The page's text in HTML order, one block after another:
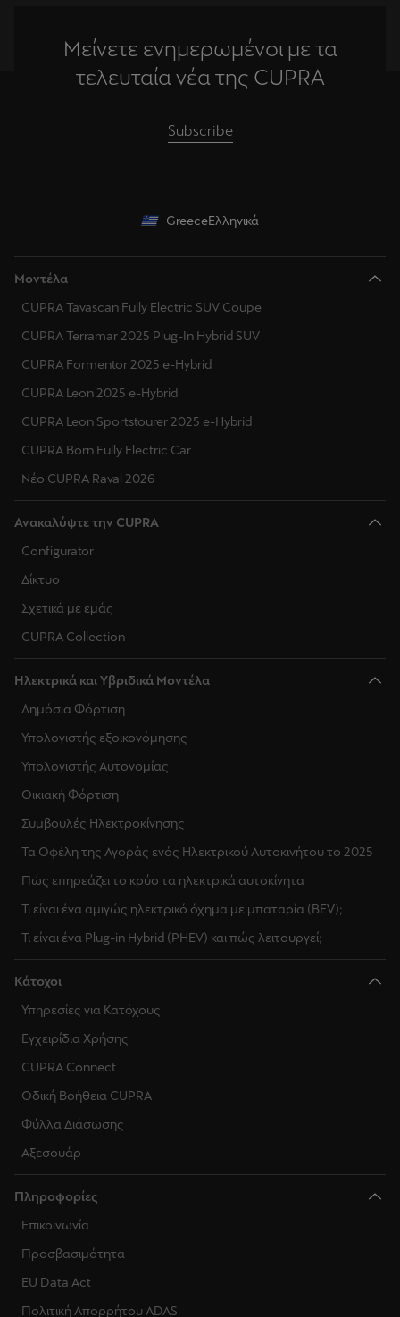
Μείνετε ενημερωμένοι με τα
τελευταία νέα της CUPRA
Subscribe
GreeceΕλληνικά
Μοντέλα
CUPRA Tavascan Fully Electric SUV Coupe
CUPRA Terramar 2025 Plug-In Hybrid SUV
CUPRA Formentor 2025 e-Hybrid
CUPRA Leon 2025 e-Hybrid
CUPRA Leon Sportstourer 2025 e-Hybrid
CUPRA Born Fully Electric Car
Νέο CUPRA Raval 2026
Ανακαλύψτε την CUPRA
Configurator
Δίκτυο
Σχετικά με εμάς
CUPRA Collection
Ηλεκτρικά και Υβριδικά Μοντέλα
Δημόσια Φόρτιση
Υπολογιστής εξοικονόμησης
Υπολογιστής Αυτονομίας
Οικιακή Φόρτιση
Συμβουλές Ηλεκτροκίνησης
Τα Οφέλη της Αγοράς ενός Ηλεκτρικού Αυτοκινήτου το 2025
Πώς επηρεάζει το κρύο τα ηλεκτρικά αυτοκίνητα
Τι είναι ένα αμιγώς ηλεκτρικό όχημα με μπαταρία (BEV);
Τι είναι ένα Plug-in Hybrid (PHEV) και πώς λειτουργεί;
Κάτοχοι
Υπηρεσίες για Κατόχους
Εγχειρίδια Χρήσης
CUPRA Connect
Οδική Βοήθεια CUPRA
Φύλλα Διάσωσης
Αξεσουάρ
Πληροφορίες
Επικοινωνία
Προσβασιμότητα
EU Data Act
Πολιτική Απορρήτου ADAS